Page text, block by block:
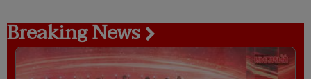
Breaking News